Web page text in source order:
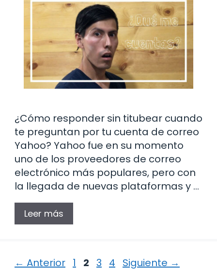
¿Cómo responder sin titubear cuando
te preguntan por tu cuenta de correo
Yahoo? Yahoo fue en su momento
uno de los proveedores de correo
electrónico más populares, pero con
la llegada de nuevas plataformas y …
Leer más
← Anterior Página
1 Página
2 Página
3 Página
4 Siguiente →